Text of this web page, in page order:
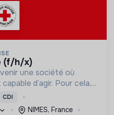
(f/h/x)
une société où
d’agir. Pour cela,
et des lieux
et adaptés à tous.
CDI
NIMES, France